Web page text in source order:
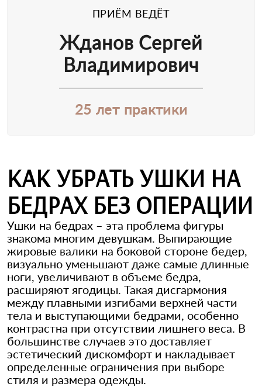
ПРИЁМ ВЕДЁТ
Жданов Сергей
Владимирович
25 лет практики
КАК УБРАТЬ УШКИ НА
БЕДРАХ БЕЗ ОПЕРАЦИИ
Ушки на бедрах – эта проблема фигуры
знакома многим девушкам. Выпирающие
жировые валики на боковой стороне бедер,
визуально уменьшают даже самые длинные
ноги, увеличивают в объеме бедра,
расширяют ягодицы. Такая дисгармония
между плавными изгибами верхней части
тела и выступающими бедрами, особенно
контрастна при отсутствии лишнего веса. В
большинстве случаев это доставляет
эстетический дискомфорт и накладывает
определенные ограничения при выборе
стиля и размера одежды.